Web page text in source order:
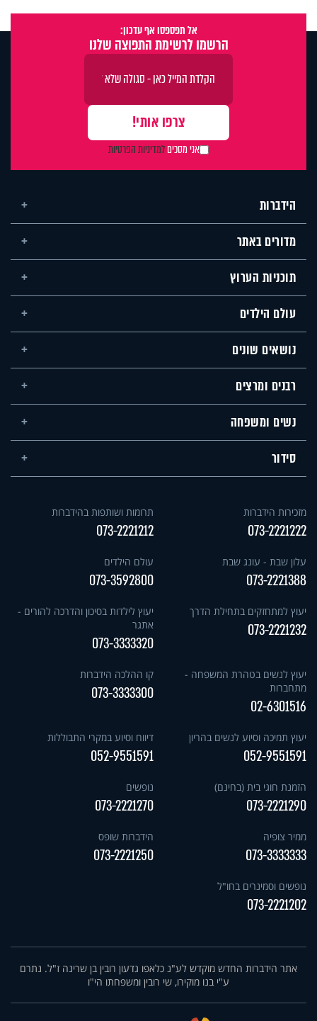
אל תפספסו אף עדכון:
הרשמו לרשימת התפוצה שלנו
אני מסכיםלמדיניות הפרטיות
הידברות
מדורים באתר
תוכניות הערוץ
עולם הילדים
נושאים שונים
רבנים ומרצים
נשים ומשפחה
סידור
מזכירות הידברות
073-2221222
תרומות ושותפות בהידברות
073-2221212
עלון שבת - עונג שבת
073-2221388
עולם הילדים
073-3592800
יעוץ למתחזקים בתחילת הדרך
073-2221232
יעוץ לילדות בסיכון והדרכה להורים -
אתגר
073-3333320
יעוץ לנשים בטהרת המשפחה -
מתחברות
02-6301516
קו ההלכה הידברות
073-3333300
יעוץ תמיכה וסיוע לנשים בהריון
052-9551591
דיווח וסיוע במקרי התבוללות
052-9551591
הזמנת חוגי בית (בחינם)
073-2221290
נופשים
073-2221270
ממיר צופיה
073-3333333
הידברות שופס
073-2221250
נופשים וסמינרים בחו"ל
073-2221202
אתר הידברות החדש מוקדש לע"נ כלאפו גדעון רובין בן שרינה ז"ל. נתרם
ע"י בנו מוקירו, שי רובין ומשפחתו הי"ו